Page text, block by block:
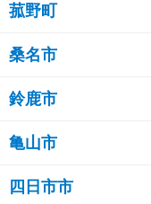
菰野町
桑名市
鈴鹿市
亀山市
四日市市